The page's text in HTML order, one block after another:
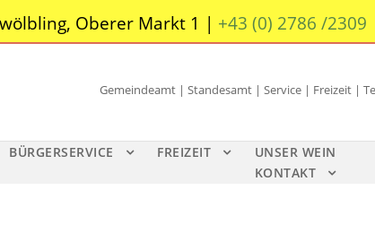
Oberer Markt 1 | +43 (0) 2786 /2309
Gemeindeamt | Standesamt | Service | Freizeit |
BÜRGERSERVICE FREIZEIT
UNSER WEIN
KONTAKT